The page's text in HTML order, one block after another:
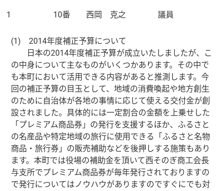
1 10番 西岡 克之 議員
(1) 2014年度補正予算について
日本の2014年度補正予算が成立いたしましたが、こ
の中身について主なものがいくつかあります。その中で
も本町において活用できる内容があると推測します。今
回の補正予算の目玉として、地域の消費喚起や地方創生
のために自治体が各地の事情に応じて使える交付金が創
設されました。具体的には一定割合の金額を上乗せした
「プレミアム商品券」の発行を支援するほか、ふるさと
の名産品や特定地域の旅行に使用できる「ふるさと名物
商品・旅行券」の販売補助などを後押しする施策もあり
ます。本町では役場の補助金を頂いて西そのぎ商工会長
与支所でプレミアム商品券が毎年発行されておりますの
で発行についてはノウハウがありますのですぐにでも対